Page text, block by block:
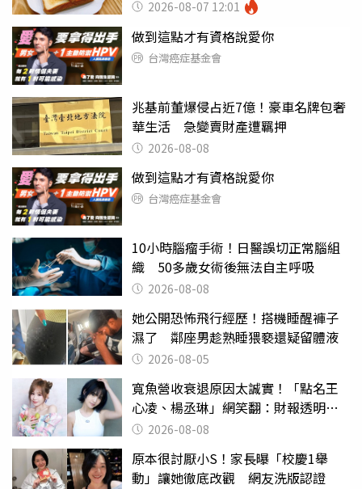
2026-08-07 12:01
做到這點才有資格說愛你
台灣癌症基金會
兆基前董爆侵占近7億！豪車名牌包奢
華生活 急變賣財產遭羈押
2026-08-08
做到這點才有資格說愛你
台灣癌症基金會
10小時腦瘤手術！日醫誤切正常腦組
織 50多歲女術後無法自主呼吸
2026-08-08
她公開恐怖飛行經歷！搭機睡醒褲子
濕了 鄰座男趁熟睡猥褻還疑留體液
2026-08-05
寬魚營收衰退原因太誠實！「點名王
心凌、楊丞琳」網笑翻：財報透明度
滿分2026-08-08
原本很討厭小S！家長曝「校慶1舉
動」讓她徹底改觀 網友洗版認證